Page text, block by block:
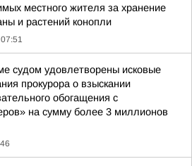
местного жителя за хранение
и растений конопли
07:51
судом удовлетворены исковые
прокурора о взыскании
обогащения с
на сумму более 3 миллионов